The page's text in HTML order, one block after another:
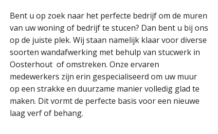
Bent u op zoek naar het perfecte bedrijf om de muren
van uw woning of bedrijf te stucen? Dan bent u bij ons
op de juiste plek. Wij staan namelijk klaar voor diverse
soorten wandafwerking met behulp van stucwerk in
Oosterhout of omstreken. Onze ervaren
medewerkers zijn erin gespecialiseerd om uw muur
op een strakke en duurzame manier volledig glad te
maken. Dit vormt de perfecte basis voor een nieuwe
laag verf of behang.